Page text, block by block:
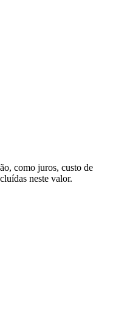
como juros, custo de
neste valor.